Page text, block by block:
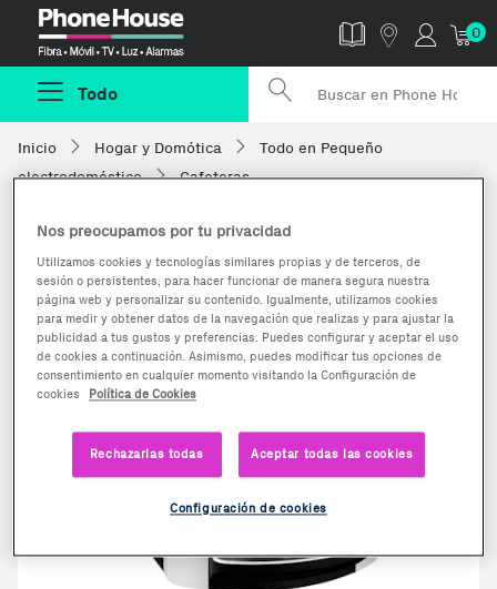
0
Todo
Inicio Hogar y Domótica
Todo en Pequeño
electrodoméstico
Cafeteras
Nos preocupamos por tu privacidad
Utilizamos cookies y tecnologías similares propias y de terceros, de
sesión o persistentes, para hacer funcionar de manera segura nuestra
página web y personalizar su contenido. Igualmente, utilizamos cookies
para medir y obtener datos de la navegación que realizas y para ajustar la
publicidad a tus gustos y preferencias. Puedes configurar y aceptar el uso
de cookies a continuación. Asimismo, puedes modificar tus opciones de
consentimiento en cualquier momento visitando la Configuración de
cookies
Política de Cookies
Rechazarlas todas Aceptar todas las cookies
Configuración de cookies